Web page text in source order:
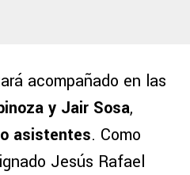
acompañado en las
y Jair Sosa,
asistentes. Como
Jesús Rafael